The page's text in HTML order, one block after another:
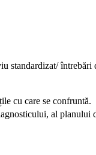
standardizat/ întrebări
cu care se confruntă.
al planului